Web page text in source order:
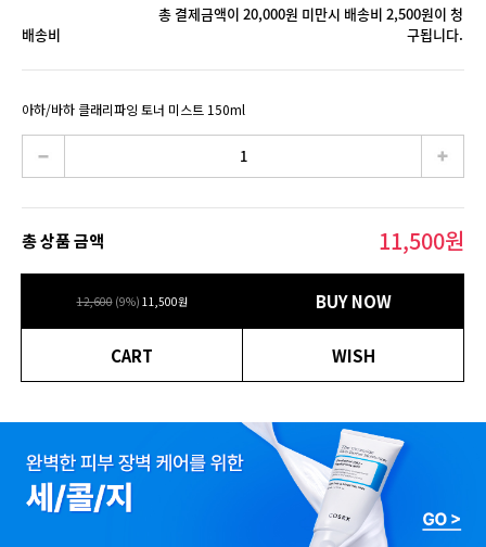
배송비
총 결제금액이 20,000원 미만시 배송비 2,500원이 청
구됩니다.
아하/바하 클래리파잉 토너 미스트 150ml
총 상품 금액 11,500원
12,600 (9%) 11,500원 BUY NOW
CART WISH